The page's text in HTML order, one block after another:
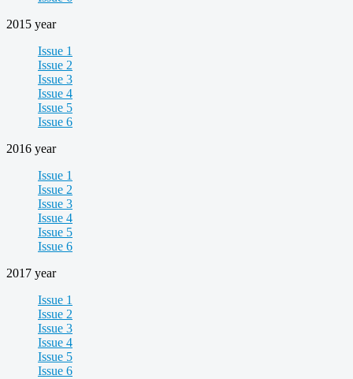
2015 year
Issue 1
Issue 2
Issue 3
Issue 4
Issue 5
Issue 6
2016 year
Issue 1
Issue 2
Issue 3
Issue 4
Issue 5
Issue 6
2017 year
Issue 1
Issue 2
Issue 3
Issue 4
Issue 5
Issue 6